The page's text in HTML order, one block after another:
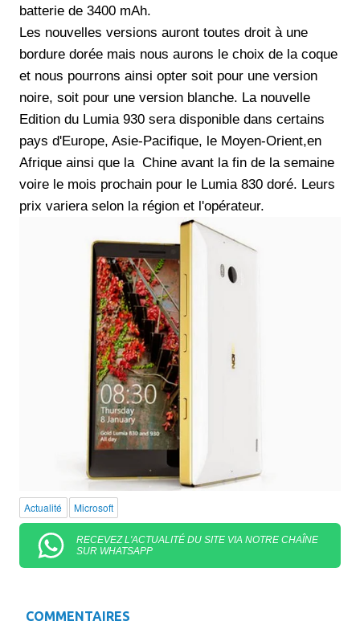
batterie de 3400 mAh.
Les nouvelles versions auront toutes droit à une
bordure dorée mais nous aurons le choix de la coque
et nous pourrons ainsi opter soit pour une version
noire, soit pour une version blanche. La nouvelle
Edition du Lumia 930 sera disponible dans certains
pays d'Europe, Asie-Pacifique, le Moyen-Orient,en
Afrique ainsi que la Chine avant la fin de la semaine
voire le mois prochain pour le Lumia 830 doré. Leurs
prix variera selon la région et l'opérateur.
Actualité Microsoft
RECEVEZ L'ACTUALITÉ DU SITE VIA NOTRE CHAÎNE
SUR WHATSAPP
COMMENTAIRES